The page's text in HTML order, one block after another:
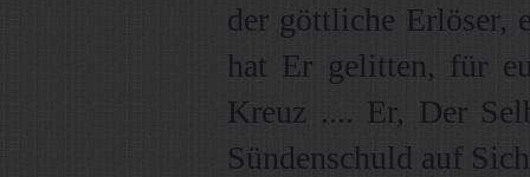
der göttliche Erlöser,
hat Er gelitten, für
Kreuz .... Er, Der
Sündenschuld auf